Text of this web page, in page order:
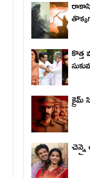
కొత్త
క్రైమ్
చెన్నై